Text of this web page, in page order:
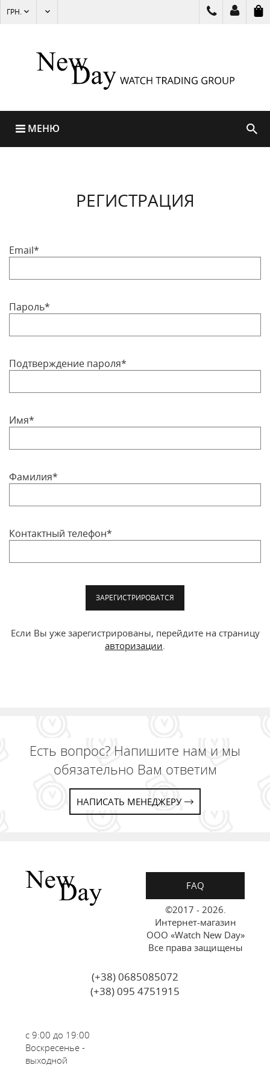
ГРН.
МЕНЮ
РЕГИСТРАЦИЯ
Email*
Пароль*
Подтверждение пароля*
Имя*
Фамилия*
Контактный телефон*
ЗАРЕГИСТРИРОВАТСЯ
Если Вы уже зарегистрированы, перейдите на страницу
авторизации.
Есть вопрос? Напишите нам и мы
обязательно Вам ответим
НАПИСАТЬ МЕНЕДЖЕРУ
FAQ
©2017 - 2026.
Интернет-магазин
ООО «Watch New Day»
Все права защищены
(+38) 0685085072
(+38) 095 4751915
с 9:00 до 19:00
Воскресенье -
выходной